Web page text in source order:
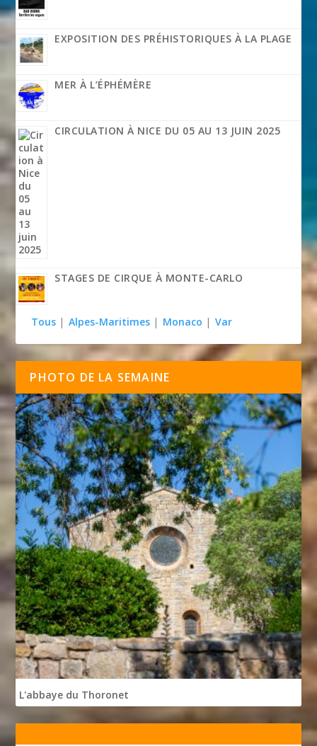
EXPOSITION DES PRÉHISTORIQUES À LA PLAGE
MER À L’ÉPHÉMÈRE
CIRCULATION À NICE DU 05 AU 13 JUIN 2025
STAGES DE CIRQUE À MONTE-CARLO
Tous | Alpes-Maritimes | Monaco | Var
PHOTO DE LA SEMAINE
L'abbaye du Thoronet